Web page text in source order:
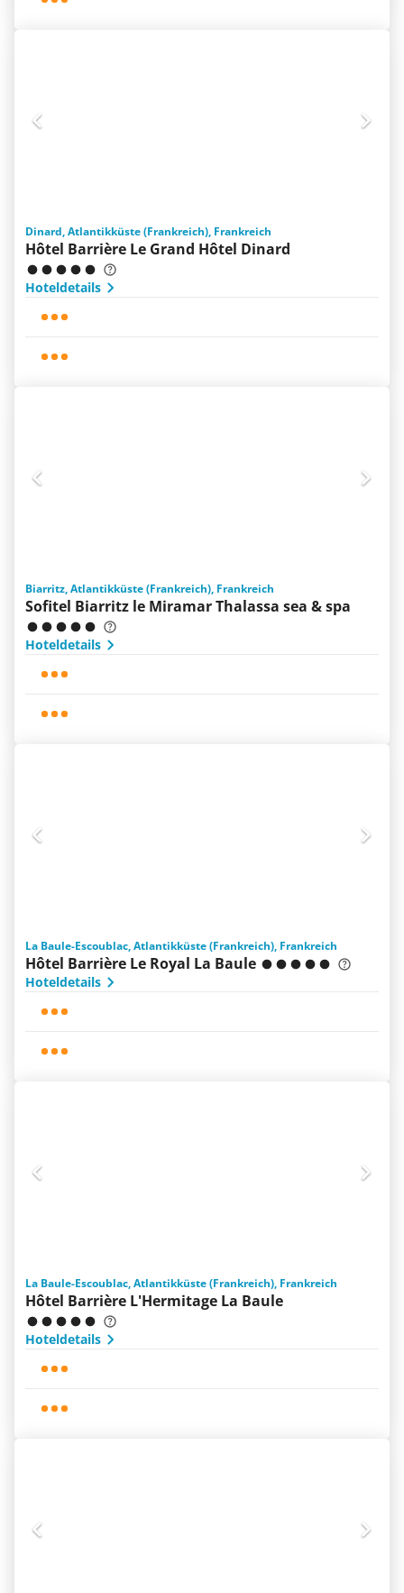
Dinard, Atlantikküste (Frankreich), Frankreich
Hôtel Barrière Le Grand Hôtel Dinard
Hoteldetails
Biarritz, Atlantikküste (Frankreich), Frankreich
Sofitel Biarritz le Miramar Thalassa sea & spa
Hoteldetails
La Baule-Escoublac, Atlantikküste (Frankreich), Frankreich
Hôtel Barrière Le Royal La Baule
Hoteldetails
La Baule-Escoublac, Atlantikküste (Frankreich), Frankreich
Hôtel Barrière L'Hermitage La Baule
Hoteldetails